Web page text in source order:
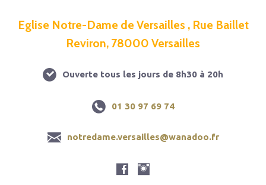
Eglise Notre-Dame de Versailles , Rue Baillet
Reviron, 78000 Versailles
Ouverte tous les jours de 8h30 à 20h
01 30 97 69 74
notredame.versailles@wanadoo.fr